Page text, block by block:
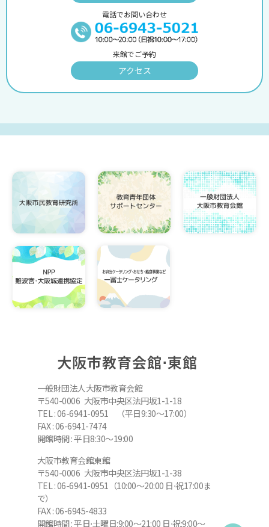
電話でお問い合わせ
来館でご予約
アクセス
大阪市教育会館⋅東館
一般財団法人大阪市教育会館
〒540-0006 大阪市中央区法円坂1-1-18
TEL : 06-6941-0951 （平日9:30～17:00）
FAX : 06-6941-7474
開館時間 : 平日8:30～19:00
大阪市教育会館東館
〒540-0006 大阪市中央区法円坂1-1-38
TEL : 06-6941-0951（10:00～20:00 日⋅祝17:00ま
で）
FAX : 06-6945-4833
開館時間 : 平日⋅土曜日:9:00～21:00 日⋅祝:9:00～